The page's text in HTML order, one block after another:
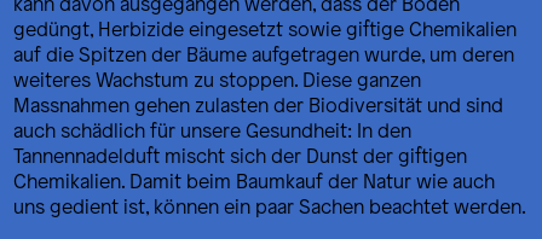
gedüngt, Herbizide eingesetzt sowie giftige Chemikalien
auf die Spitzen der Bäume aufgetragen wurde, um deren
weiteres Wachstum zu stoppen. Diese ganzen
Massnahmen gehen zulasten der Biodiversität und sind
auch schädlich für unsere Gesundheit: In den
Tannennadelduft mischt sich der Dunst der giftigen
Chemikalien. Damit beim Baumkauf der Natur wie auch
uns gedient ist, können ein paar Sachen beachtet werden.